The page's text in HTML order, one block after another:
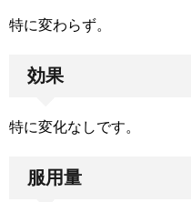
特に変わらず。
効果
特に変化なしです。
服用量